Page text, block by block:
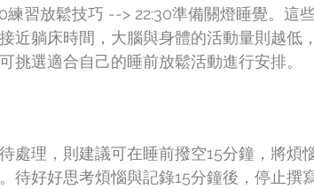
練習放鬆技巧 --> 22:30準備關燈睡覺。這
近躺床時間，大腦與身體的活動量則越低
挑選適合自己的睡前放鬆活動進行安排。
處理，則建議可在睡前撥空15分鐘，將煩
待好好思考煩惱與記錄15分鐘後，停止撰